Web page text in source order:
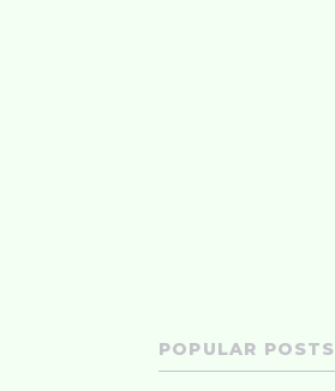
POPULAR POSTS